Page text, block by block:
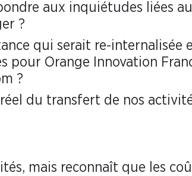
aux inquiétudes liées
?
qui serait re-internalisée
Orange Innovation
?
du transfert de nos
mais reconnaît que les